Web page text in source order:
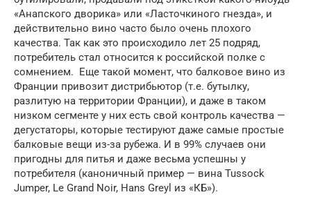
«Анапского дворика» или «Ласточкиного гнезда», и
действительно вино часто было очень плохого
качества. Так как это происходило лет 25 подряд,
потребитель стал относится к российской полке с
сомнением. Еще такой момент, что балковое вино из
Франции привозит дистрибьютор (т.е. бутылку,
разлитую на территории Франции), и даже в таком
низком сегменте у них есть свой контроль качества —
дегустаторы, которые тестируют даже самые простые
балковые вещи из-за рубежа. И в 99% случаев они
пригодны для питья и даже весьма успешны у
потребителя (каноничный пример — вина Tussock
Jumper, Le Grand Noir, Hans Greyl из «КБ»).